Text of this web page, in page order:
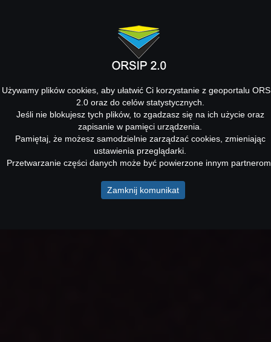
Używamy plików cookies, aby ułatwić Ci korzystanie z geoportalu
2.0 oraz do celów statystycznych.
Jeśli nie blokujesz tych plików, to zgadzasz się na ich użycie oraz
zapisanie w pamięci urządzenia.
Pamiętaj, że możesz samodzielnie zarządzać cookies, zmieniając
ustawienia przeglądarki.
Przetwarzanie części danych może być powierzone innym
Zamknij komunikat